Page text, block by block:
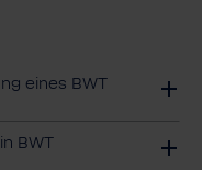
eines BWT
BWT